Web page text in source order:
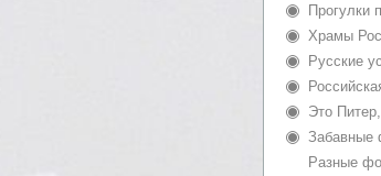
Прогулки
Храмы
Русские
Это
Забавные
Разные